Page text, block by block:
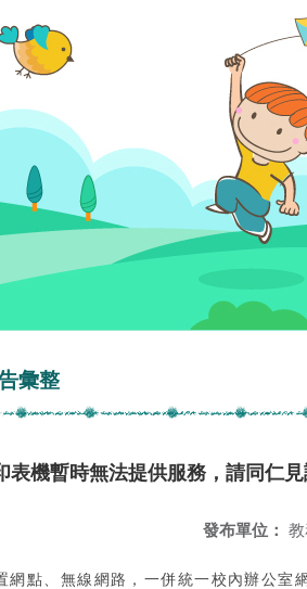
彙整
機暫時無法提供服務，請同仁
發布單位：
點、無線網路，一併統一校內辦公室